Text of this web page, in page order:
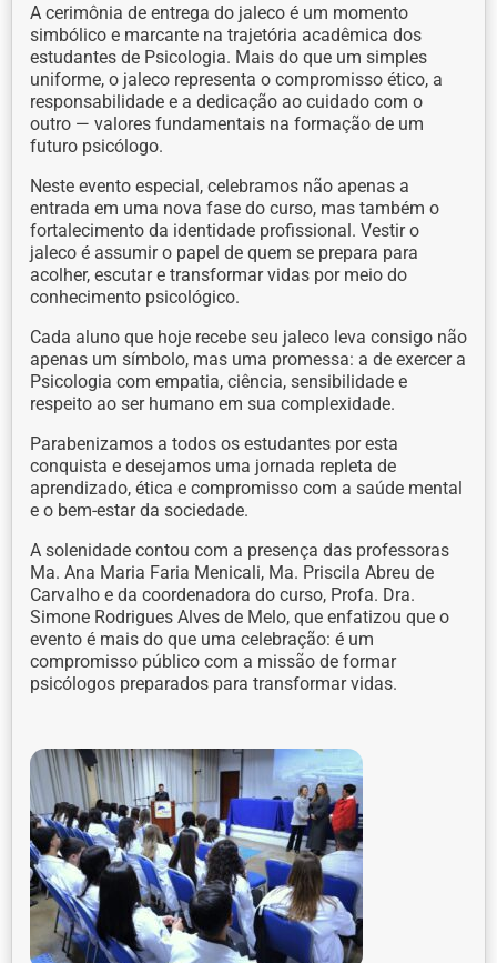
A cerimônia de entrega do jaleco é um momento
simbólico e marcante na trajetória acadêmica dos
estudantes de Psicologia. Mais do que um simples
uniforme, o jaleco representa o compromisso ético, a
responsabilidade e a dedicação ao cuidado com o
outro — valores fundamentais na formação de um
futuro psicólogo.
Neste evento especial, celebramos não apenas a
entrada em uma nova fase do curso, mas também o
fortalecimento da identidade profissional. Vestir o
jaleco é assumir o papel de quem se prepara para
acolher, escutar e transformar vidas por meio do
conhecimento psicológico.
Cada aluno que hoje recebe seu jaleco leva consigo não
apenas um símbolo, mas uma promessa: a de exercer a
Psicologia com empatia, ciência, sensibilidade e
respeito ao ser humano em sua complexidade.
Parabenizamos a todos os estudantes por esta
conquista e desejamos uma jornada repleta de
aprendizado, ética e compromisso com a saúde mental
e o bem-estar da sociedade.
A solenidade contou com a presença das professoras
Ma. Ana Maria Faria Menicali, Ma. Priscila Abreu de
Carvalho e da coordenadora do curso, Profa. Dra.
Simone Rodrigues Alves de Melo, que enfatizou que o
evento é mais do que uma celebração: é um
compromisso público com a missão de formar
psicólogos preparados para transformar vidas.